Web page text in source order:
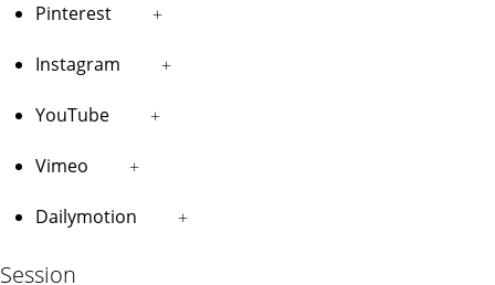
Pinterest +
Instagram +
YouTube +
Vimeo +
Dailymotion +
Session